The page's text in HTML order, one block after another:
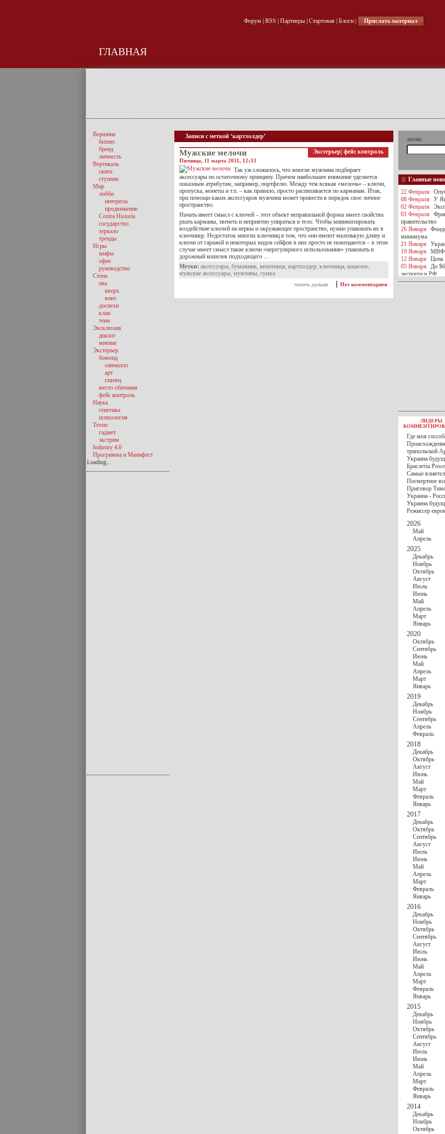
Форум| RSS Партнеры| Стартовая| Блоги| Прислать материал
ГЛАВНАЯ
Записи с меткой ‘картхолдер’
Экстерьер фейс контроль
Мужские мелочи
Пятница, 11 марта 2011, 12:33
Так уж сложилось, что многие мужчина подбирает
аксессуары по остаточному принципу. Причем наибольшее внимание уделяется
показным атрибутам, например, портфелю. Между тем всякая «мелочь» – ключи,
пропуска, монеты и т.п. – как правило, просто распихивается по карманам. Итак,
при помощи каких аксессуаров мужчина может привести в порядок свое личное
пространство.
Начать имеет смысл с ключей – этот объект неправильной формы имеет свойства
рвать карманы, звенеть и неприятно упираться в тело. Чтобы минимизировать
воздействие ключей на нервы и окружающее пространство, нужно упаковать их в
ключницу. Недостаток многих ключниц в том, что они имеют маленькую длину и
ключи от гаражей и некоторых видов сейфов в них просто не помещаются – в этом
случае имеет смысл такие ключи «нерегулярного использования» упаковать в
дорожный кошелек подходящего …
Метки: аксессуары, бумажник, визитница, картхолдер, ключница, кошелек,
мужские аксессуары, мужчины, сумка
Нет комментариев
читать дальше
Вершина
бизнес
бренд
личность
Вертикаль
свита
ступени
Мир
лобби
интересы
продвижение
Contra Historia
государство
зеркало
тренды
Игры
мифы
офис
руководство
Стена
ева
вверх
вниз
доспехи
клан
тени
Эксклюзив
диалог
мнение
Экстерьер
бомонд
синчилло
арт
глянец
место обитания
фейс контроль
Наука
генетика
психология
Техно
гаджет
экстрим
Industry 4.0
Программа и Манифест
Loading...
логин
Главные
22 Февраля
08 Февраля
У
02 Февраля
01 Февраля
правительство
26 Января
минимума
21 Января
19 Января
МВФ
12 Января
Цена
05 Января
До
экспорта в РФ
05 Января
Киев
30 Ноября С 1
30 Ноября
РФ
27 Ноября
ВВП
госбюджете
27 Ноября
Турции
17 Ноября
шестилетнего
16 Ноября
13 Ноября
10 Ноября
10 Ноября
особом статусе
03 Ноября
ЛИДЕРЫ
Где моя
трипольской
Украина
Браслеты
Самые
Посмертное
Приговор
Украина -
Украина
Режиссер
2026
Май
Апрель
2025
Декабрь
Ноябрь
Октябрь
Август
Июль
Июнь
Май
Апрель
Март
Январь
2020
Октябрь
Сентябрь
Июнь
Май
Апрель
Март
Январь
2019
Декабрь
Ноябрь
Сентябрь
Апрель
Февраль
2018
Декабрь
Октябрь
Август
Июнь
Май
Март
Февраль
Январь
2017
Декабрь
Октябрь
Сентябрь
Август
Июль
Июнь
Май
Апрель
Март
Февраль
Январь
2016
Декабрь
Ноябрь
Октябрь
Сентябрь
Август
Июль
Июнь
Май
Апрель
Март
Февраль
Январь
2015
Декабрь
Ноябрь
Октябрь
Сентябрь
Август
Июль
Июнь
Май
Апрель
Март
Февраль
Январь
2014
Декабрь
Ноябрь
Октябрь